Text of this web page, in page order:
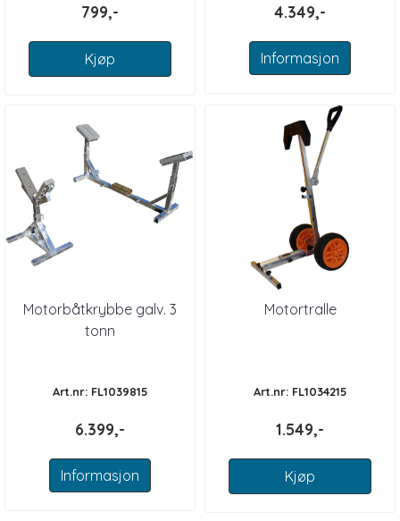
799,-
Kjøp
4.349,-
Informasjon
Motorbåtkrybbe galv. 3
tonn
Art.nr: FL1039815
6.399,-
Informasjon
Motortralle
Art.nr: FL1034215
1.549,-
Kjøp